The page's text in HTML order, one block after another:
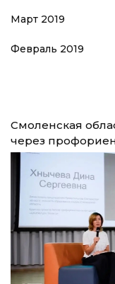
Март 2019
Февраль 2019
Смоленская
через